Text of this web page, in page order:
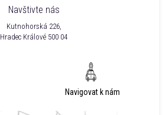
Navštivte nás
Kutnohorská 226,
Hradec Králové 500 04
Navigovat k nám